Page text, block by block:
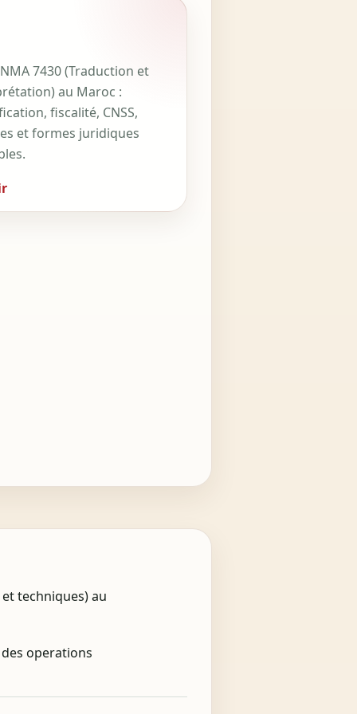
7430 (Traduction et
au Maroc :
fiscalité, CNSS,
et formes juridiques
techniques) au
operations